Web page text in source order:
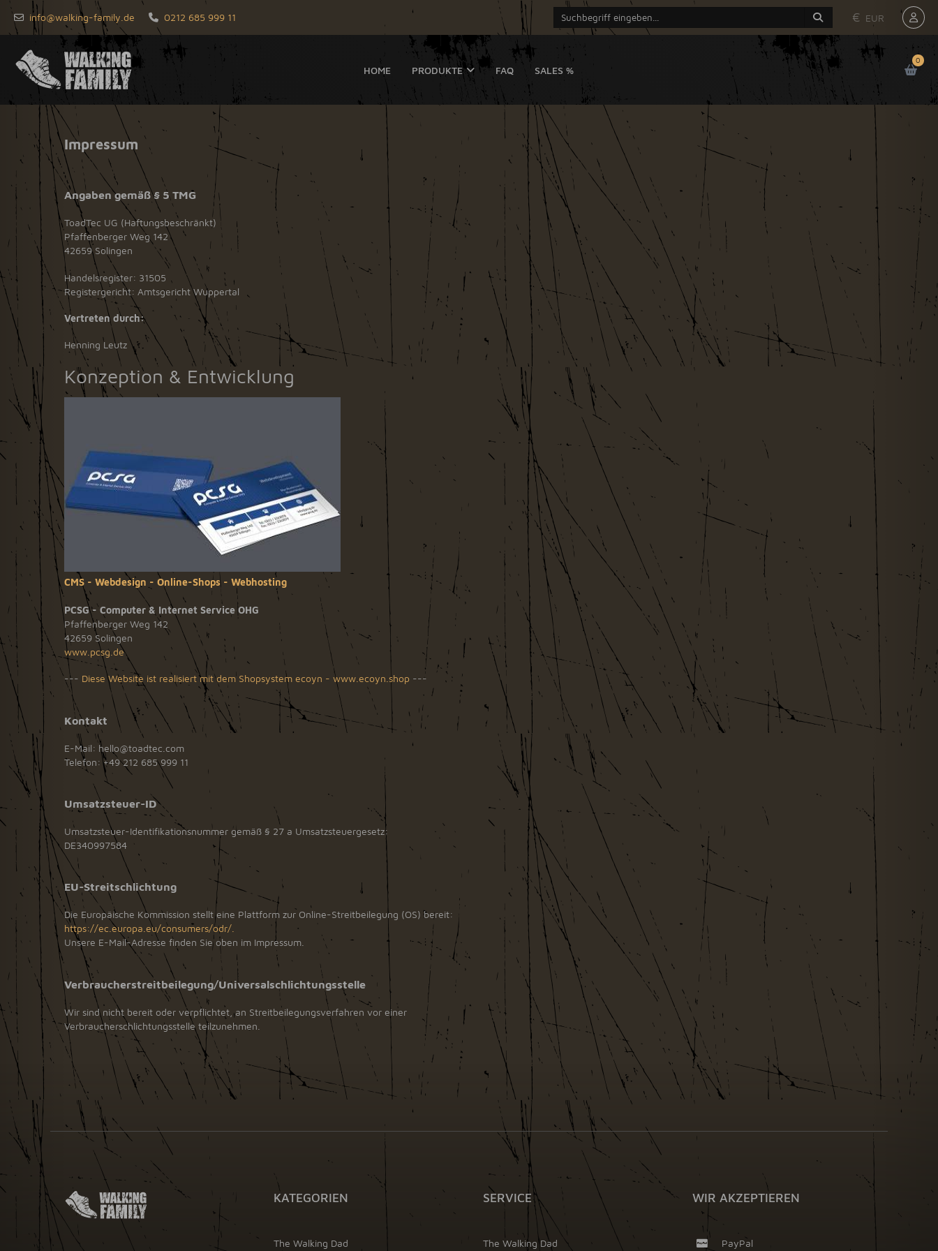
info@walking-family.de 0212 685 999 11 € EUR
HOME PRODUKTE FAQ SALES %
0
Impressum
Angaben gemäß § 5 TMG
ToadTec UG (Haftungsbeschränkt)
Pfaffenberger Weg 142
42659 Solingen
Handelsregister: 31505
Registergericht: Amtsgericht Wuppertal
Vertreten durch:
Henning Leutz
Konzeption & Entwicklung
CMS - Webdesign - Online-Shops - Webhosting
PCSG - Computer & Internet Service OHG
Pfaffenberger Weg 142
42659 Solingen
www.pcsg.de
--- Diese Website ist realisiert mit dem Shopsystem ecoyn - www.ecoyn.shop ---
Kontakt
E-Mail: hello@toadtec.com
Telefon: +49 212 685 999 11
Umsatzsteuer-ID
Umsatzsteuer-Identifikationsnummer gemäß § 27 a Umsatzsteuergesetz:
DE340997584
EU-Streitschlichtung
Die Europäische Kommission stellt eine Plattform zur Online-Streitbeilegung (OS) bereit:
https://ec.europa.eu/consumers/odr/.
Unsere E-Mail-Adresse finden Sie oben im Impressum.
Verbraucherstreitbeilegung/Universalschlichtungsstelle
Wir sind nicht bereit oder verpflichtet, an Streitbeilegungsverfahren vor einer
Verbraucherschlichtungsstelle teilzunehmen.
KATEGORIEN
The Walking Dad
SERVICE
The Walking Dad
WIR AKZEPTIEREN
PayPal